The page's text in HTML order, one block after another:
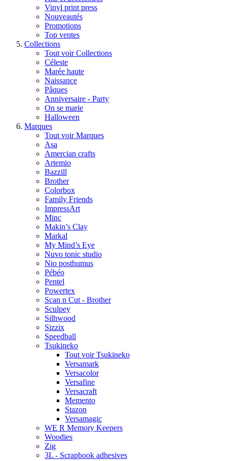
Vinyl print press
Nouveautés
Promotions
Top ventes
Collections
Tout voir Collections
Céleste
Marée haute
Naissance
Pâques
Anniversaire - Party
On se marie
Halloween
Marques
Tout voir Marques
Asa
Amercian crafts
Artemio
Bazzill
Brother
Colorbox
Family Friends
ImpressArt
Minc
Makin’s Clay
Markal
My Mind’s Eye
Nuvo tonic studio
Nio posthumus
Pébéo
Pentel
Powertex
Scan n Cut - Brother
Sculpey
Silhwood
Sizzix
Speedball
Tsukineko
Tout voir Tsukineko
Versamark
Versacolor
Versafine
Versacraft
Memento
Stazon
Versamagic
WE R Memory Keepers
Woodies
Zig
3L - Scrapbook adhesives